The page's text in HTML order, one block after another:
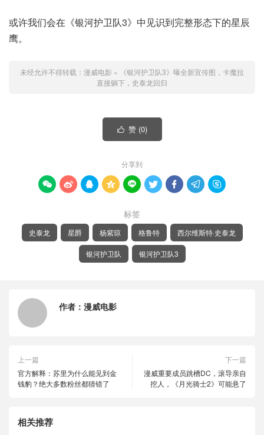
或许我们会在《银河护卫队3》中见识到完整形态下的星辰
鹰。
未经允许不得转载： 漫威电影 »
《银河护卫队3》曝全新宣传图，卡魔拉
直接躺下，史泰龙回归
 赞 (0)
分享到
        
标签
史泰龙 星爵 杨紫琼 格鲁特 西尔维斯特·史泰龙
银河护卫队 银河护卫队3
作者： 漫威电影
上一篇
官方解释：苏里为什么能见到金
钱豹？绝大多数粉丝都猜错了
下一篇
漫威重要成员跳槽DC，滚导亲自
挖人，《月光骑士2》可能悬了
相关推荐